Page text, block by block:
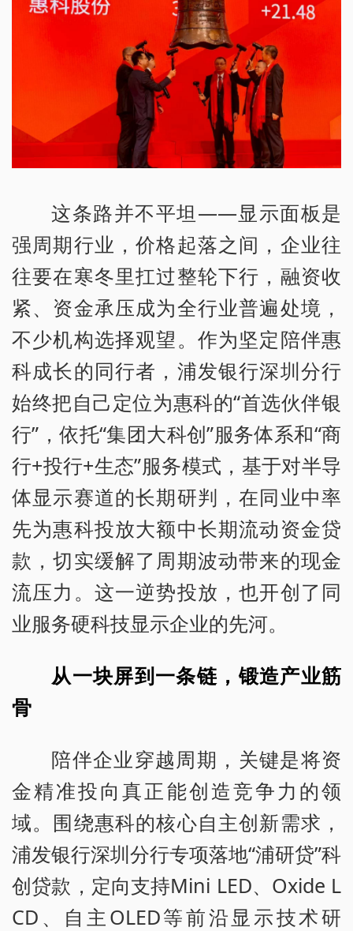
这条路并不平坦——显示面板是
强周期行业，价格起落之间，企业往
往要在寒冬里扛过整轮下行，融资收
紧、资金承压成为全行业普遍处境，
不少机构选择观望。作为坚定陪伴惠
科成长的同行者，浦发银行深圳分行
始终把自己定位为惠科的“首选伙伴银
行”，依托“集团大科创”服务体系和“商
行+投行+生态”服务模式，基于对半导
体显示赛道的长期研判，在同业中率
先为惠科投放大额中长期流动资金贷
款，切实缓解了周期波动带来的现金
流压力。这一逆势投放，也开创了同
业服务硬科技显示企业的先河。
从一块屏到一条链，锻造产业筋
骨
陪伴企业穿越周期，关键是将资
金精准投向真正能创造竞争力的领
域。围绕惠科的核心自主创新需求，
浦发银行深圳分行专项落地“浦研贷”科
创贷款，定向支持Mini LED、Oxide L
CD、自主OLED等前沿显示技术研